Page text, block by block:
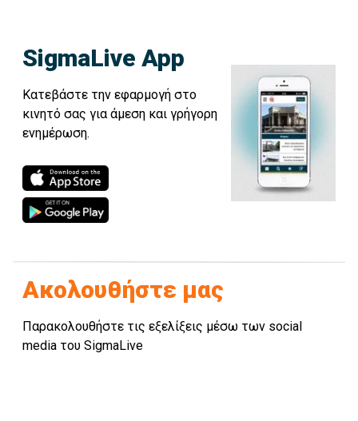
SigmaLive App
Κατεβάστε την εφαρμογή στο
κινητό σας για άμεση και γρήγορη
ενημέρωση.
Ακολουθήστε μας
Παρακολουθήστε τις εξελίξεις μέσω των social
media του SigmaLive